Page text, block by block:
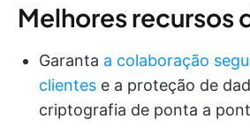
Melhores recursos
Garanta a colaboração
clientes e a proteção de
criptografia de ponta a